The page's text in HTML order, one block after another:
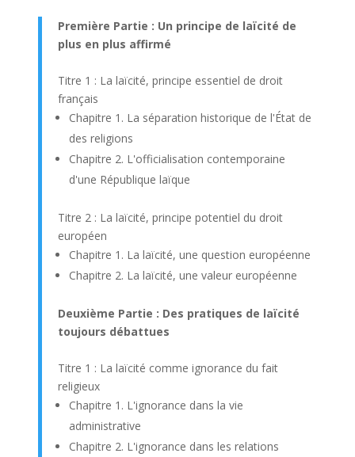
Première Partie : Un principe de laïcité de
plus en plus affirmé
Titre 1 : La laïcité, principe essentiel de droit
français
Chapitre 1. La séparation historique de l'État de
des religions
Chapitre 2. L'officialisation contemporaine
d'une République laïque
Titre 2 : La laïcité, principe potentiel du droit
européen
Chapitre 1. La laïcité, une question européenne
Chapitre 2. La laïcité, une valeur européenne
Deuxième Partie : Des pratiques de laïcité
toujours débattues
Titre 1 : La laïcité comme ignorance du fait
religieux
Chapitre 1. L'ignorance dans la vie
administrative
Chapitre 2. L'ignorance dans les relations